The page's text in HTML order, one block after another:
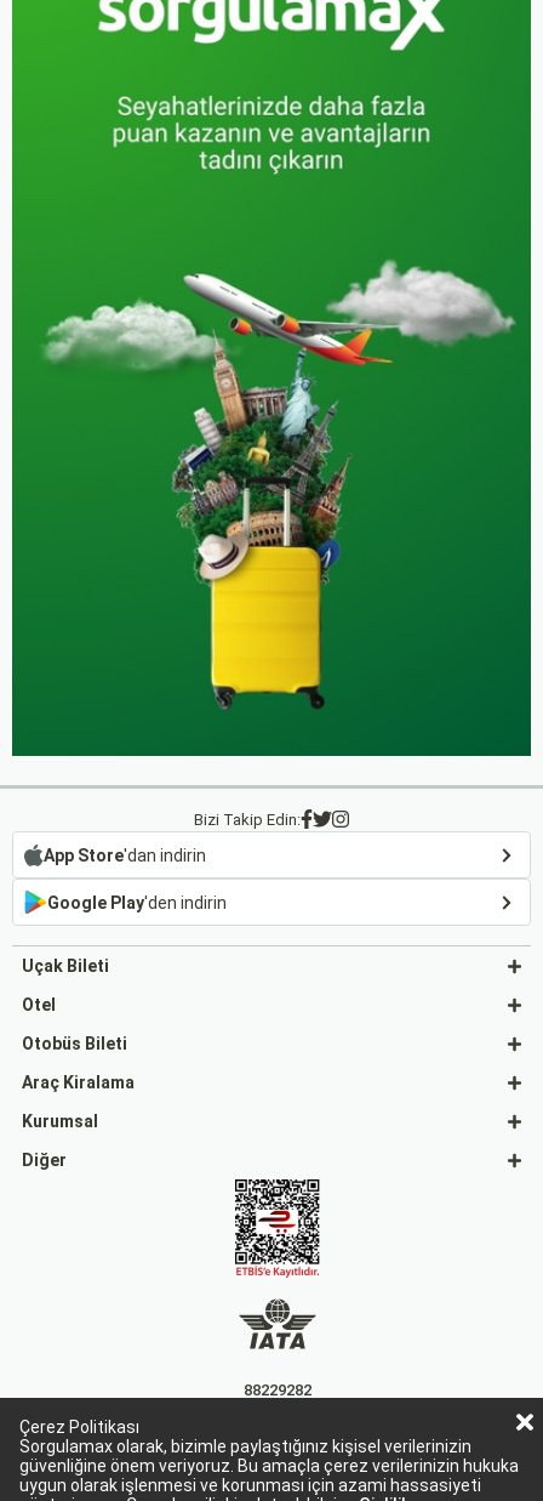
Çerez Politikası
Sorgulamax olarak, bizimle paylaştığınız kişisel verilerinizin
güvenliğine önem veriyoruz. Bu amaçla çerez verilerinizin hukuka
uygun olarak işlenmesi ve korunması için azami hassasiyeti
Bizi Takip Edin:
App Store'dan indirin
Google Play'den indirin
Uçak Bileti
Otel
Otobüs Bileti
Araç Kiralama
Kurumsal
Diğer
88229282
15863